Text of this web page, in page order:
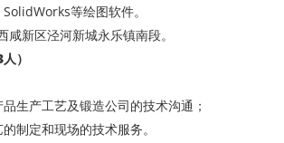
等绘图软件。
咸新区泾河新城永乐镇南段。
人）
生产工艺及锻造公司的技术沟通；
制定和现场的技术服务。